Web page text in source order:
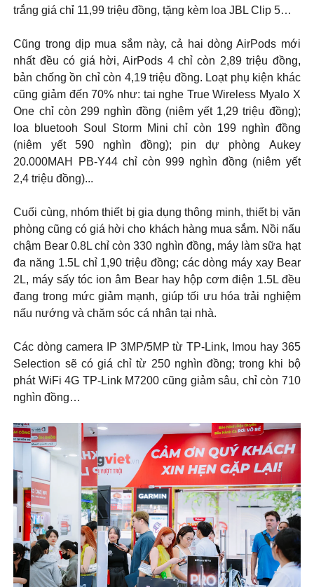
trắng giá chỉ 11,99 triệu đồng, tặng kèm loa JBL Clip 5…
Cũng trong dịp mua sắm này, cả hai dòng AirPods mới
nhất đều có giá hời, AirPods 4 chỉ còn 2,89 triệu đồng,
bản chống ồn chỉ còn 4,19 triệu đồng. Loạt phụ kiện khác
cũng giảm đến 70% như: tai nghe True Wireless Myalo X
One chỉ còn 299 nghìn đồng (niêm yết 1,29 triệu đồng);
loa bluetooh Soul Storm Mini chỉ còn 199 nghìn đồng
(niêm yết 590 nghìn đồng); pin dự phòng Aukey
20.000MAH PB-Y44 chỉ còn 999 nghìn đồng (niêm yết
2,4 triệu đồng)...
Cuối cùng, nhóm thiết bị gia dụng thông minh, thiết bị văn
phòng cũng có giá hời cho khách hàng mua sắm. Nồi nấu
chậm Bear 0.8L chỉ còn 330 nghìn đồng, máy làm sữa hạt
đa năng 1.5L chỉ 1,90 triệu đồng; các dòng máy xay Bear
2L, máy sấy tóc ion âm Bear hay hộp cơm điện 1.5L đều
đang trong mức giảm mạnh, giúp tối ưu hóa trải nghiệm
nấu nướng và chăm sóc cá nhân tại nhà.
Các dòng camera IP 3MP/5MP từ TP-Link, Imou hay 365
Selection sẽ có giá chỉ từ 250 nghìn đồng; trong khi bộ
phát WiFi 4G TP-Link M7200 cũng giảm sâu, chỉ còn 710
nghìn đồng…